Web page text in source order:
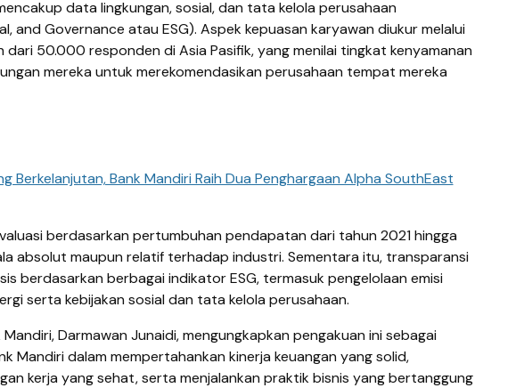
data lingkungan, sosial, dan tata kelola perusahaan
and Governance atau ESG). Aspek kepuasan karyawan diukur melalui
dari 50.000 responden di Asia Pasifik, yang menilai tingkat kenyamanan
mereka untuk merekomendasikan perusahaan tempat mereka
Berkelanjutan, Bank Mandiri Raih Dua Penghargaan Alpha SouthEast
berdasarkan pertumbuhan pendapatan dari tahun 2021 hingga
absolut maupun relatif terhadap industri. Sementara itu, transparansi
berdasarkan berbagai indikator ESG, termasuk pengelolaan emisi
serta kebijakan sosial dan tata kelola perusahaan.
Darmawan Junaidi, mengungkapkan pengakuan ini sebagai
Mandiri dalam mempertahankan kinerja keuangan yang solid,
kerja yang sehat, serta menjalankan praktik bisnis yang bertanggung